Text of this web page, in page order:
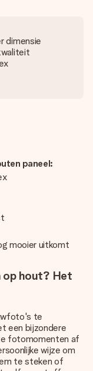
dimensie
paneel:
mooier uitkomt
hout? Het
te
een bijzondere
fotomomenten af
wijze om
te steken of